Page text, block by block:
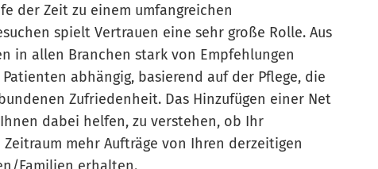
der Zeit zu einem umfangreichen
spielt Vertrauen eine sehr große Rolle. Aus
in allen Branchen stark von Empfehlungen
abhängig, basierend auf der Pflege, die
Zufriedenheit. Das Hinzufügen einer Net
dabei helfen, zu verstehen, ob Ihr
mehr Aufträge von Ihren derzeitigen